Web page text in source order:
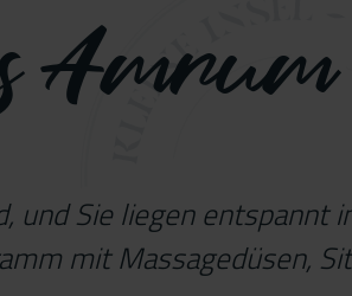
Sie liegen entspannt
mit Massagedüsen,